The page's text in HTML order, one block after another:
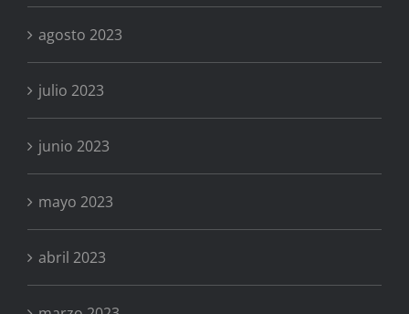
agosto 2023
julio 2023
junio 2023
mayo 2023
abril 2023